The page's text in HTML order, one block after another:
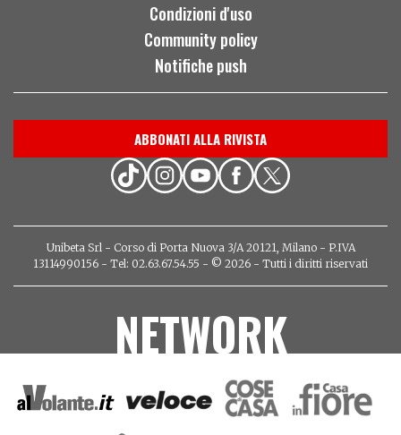
Condizioni d'uso
Community policy
Notifiche push
ABBONATI ALLA RIVISTA
Unibeta Srl - Corso di Porta Nuova 3/A 20121, Milano - P.IVA
13114990156 - Tel: 02.63.67.54.55 - © 2026 - Tutti i diritti riservati
NETWORK